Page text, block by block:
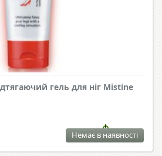
гель для ніг Mistine
Немає в наявності